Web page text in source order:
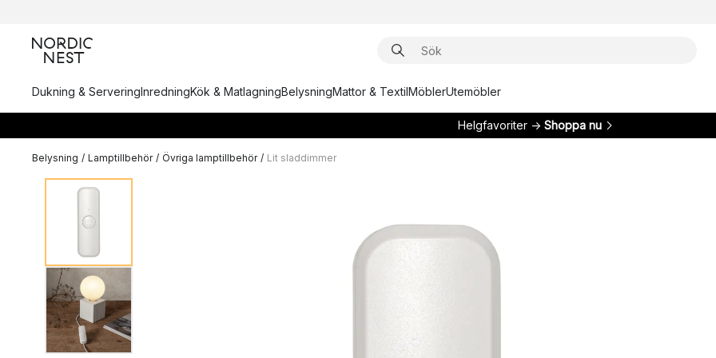
Dukning & ServeringInredningKök & MatlagningBelysningMattor & TextilMöblerUtemöbler
Helgfavoriter → Shoppa nu
Belysning / Lamptillbehör / Övriga lamptillbehör / Lit sladdimmer